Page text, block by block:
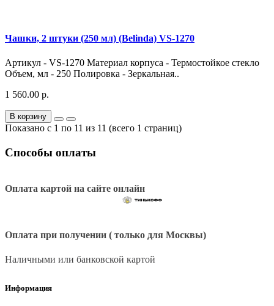
Чашки, 2 штуки (250 мл) (Belinda) VS-1270
Артикул - VS-1270 Материал корпуса - Термостойкое стекло
Объем, мл - 250 Полировка - Зеркальная..
1 560.00 р.
В корзину
Показано с 1 по 11 из 11 (всего 1 страниц)
Способы оплаты
Оплата картой на сайте онлайн
Оплата при получении ( только для Москвы)
Наличными или банковской картой
Информация